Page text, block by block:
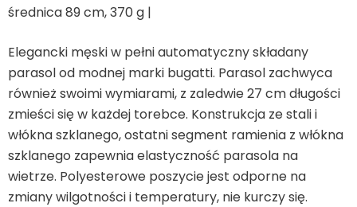
Leżaki
Akcesoria
Parasole
Produkty gastronomiczne
średnica 89 cm, 370 g |
Elegancki męski w pełni automatyczny składany
parasol od modnej marki bugatti. Parasol zachwyca
również swoimi wymiarami, z zaledwie 27 cm długości
zmieści się w każdej torebce. Konstrukcja ze stali i
włókna szklanego, ostatni segment ramienia z włókna
szklanego zapewnia elastyczność parasola na
wietrze. Polyesterowe poszycie jest odporne na
zmiany wilgotności i temperatury, nie kurczy się.